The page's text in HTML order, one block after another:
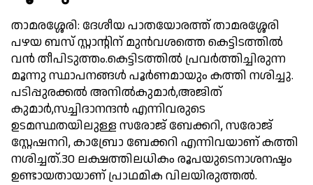
താമരശ്ശേരി: ദേശീയ പാതയോരത്ത് താമരശ്ശേരി
പഴയ ബസ് സ്റ്റാൻ്റിന് മുൻവശത്തെ കെട്ടിടത്തിൽ
വൻ തീപിടുത്തം.കെട്ടിടത്തിൽ പ്രവർത്തിച്ചിരുന്ന
മൂന്നു സ്ഥാപനങ്ങൾ പൂർണമായും കത്തി നശിച്ചു.
പടിപ്പുരക്കൽ അനിൽകുമാർ,അജിത്
കുമാർ,സച്ചിദാനന്ദൻ എന്നിവരുടെ
ഉടമസ്ഥതയിലുള്ള സരോജ് ബേക്കറി, സരോജ്
സ്റ്റേഷനറി, കാബ്രോ ബേക്കറി എന്നിവയാണ് കത്തി
നശിച്ചത്.30 ലക്ഷത്തിലധികം രൂപയുടെനാശനഷ്ടം
ഉണ്ടായതായാണ് പ്രാഥമിക വിലയിരുത്തൽ.